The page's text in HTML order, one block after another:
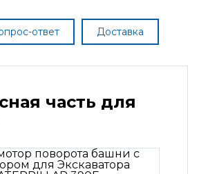
ответ Доставка
часть для